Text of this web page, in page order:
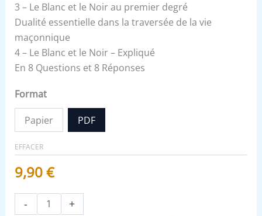
3 – Le Blanc et le Noir au premier degré
Dualité essentielle dans la traversée de la vie
maçonnique
4 – Le Blanc et le Noir – Expliqué
En 8 Questions et 8 Réponses
Format
Papier PDF
EFFACER
9,90€
- +